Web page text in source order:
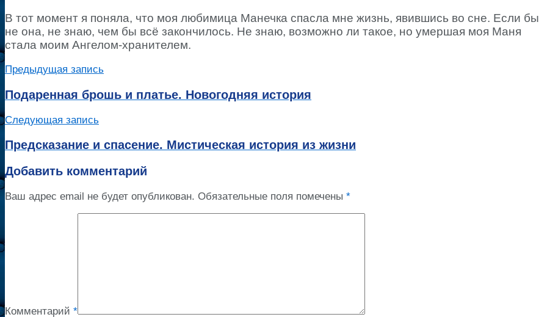
В тот момент я поняла, что моя любимица Манечка спасла мне жизнь, явившись во сне. Если бы
не она, не знаю, чем бы всё закончилось. Не знаю, возможно ли такое, но умершая моя Маня
стала моим Ангелом-хранителем.
Предыдущая запись
Подаренная брошь и платье. Новогодняя история
Следующая запись
Предсказание и спасение. Мистическая история из жизни
Добавить комментарий
Ваш адрес email не будет опубликован. Обязательные поля помечены *
Комментарий *